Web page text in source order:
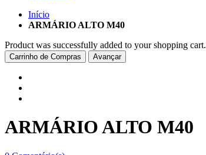
Início
ARMÁRIO ALTO M40
Product was successfully added to your shopping cart.
Carrinho de Compras Avançar
ARMÁRIO ALTO M40